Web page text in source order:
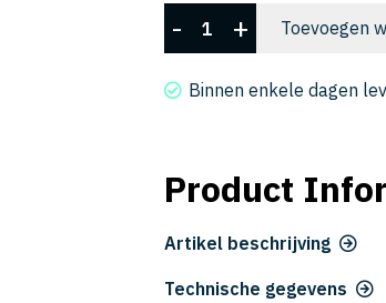
CWLB
2015-
060
- + Toevoegen
Binnen enkele dagen
Product
Artikel beschrijving
Technische gegevens